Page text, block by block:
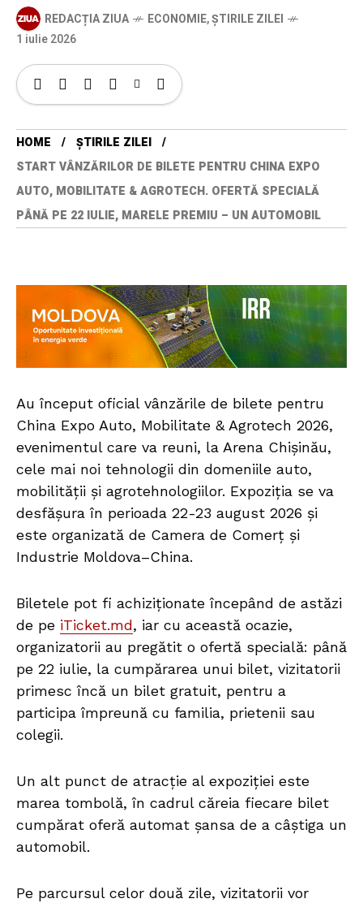
REDACȚIA ZIUA ECONOMIE,ȘTIRILE ZILEI
1 iulie 2026
HOME
ȘTIRILE ZILEI
START VÂNZĂRILOR DE BILETE PENTRU CHINA EXPO
AUTO, MOBILITATE & AGROTECH. OFERTĂ SPECIALĂ
PÂNĂ PE 22 IULIE, MARELE PREMIU – UN AUTOMOBIL
Au început oficial vânzările de bilete pentru
China Expo Auto, Mobilitate & Agrotech 2026,
evenimentul care va reuni, la Arena Chișinău,
cele mai noi tehnologii din domeniile auto,
mobilității și agrotehnologiilor. Expoziția se va
desfășura în perioada 22-23 august 2026 și
este organizată de Camera de Comerț și
Industrie Moldova–China.
Biletele pot fi achiziționate începând de astăzi
de pe iTicket.md, iar cu această ocazie,
organizatorii au pregătit o ofertă specială: până
pe 22 iulie, la cumpărarea unui bilet, vizitatorii
primesc încă un bilet gratuit, pentru a
participa împreună cu familia, prietenii sau
colegii.
Un alt punct de atracție al expoziției este
marea tombolă, în cadrul căreia fiecare bilet
cumpărat oferă automat șansa de a câștiga un
automobil.
Pe parcursul celor două zile, vizitatorii vor